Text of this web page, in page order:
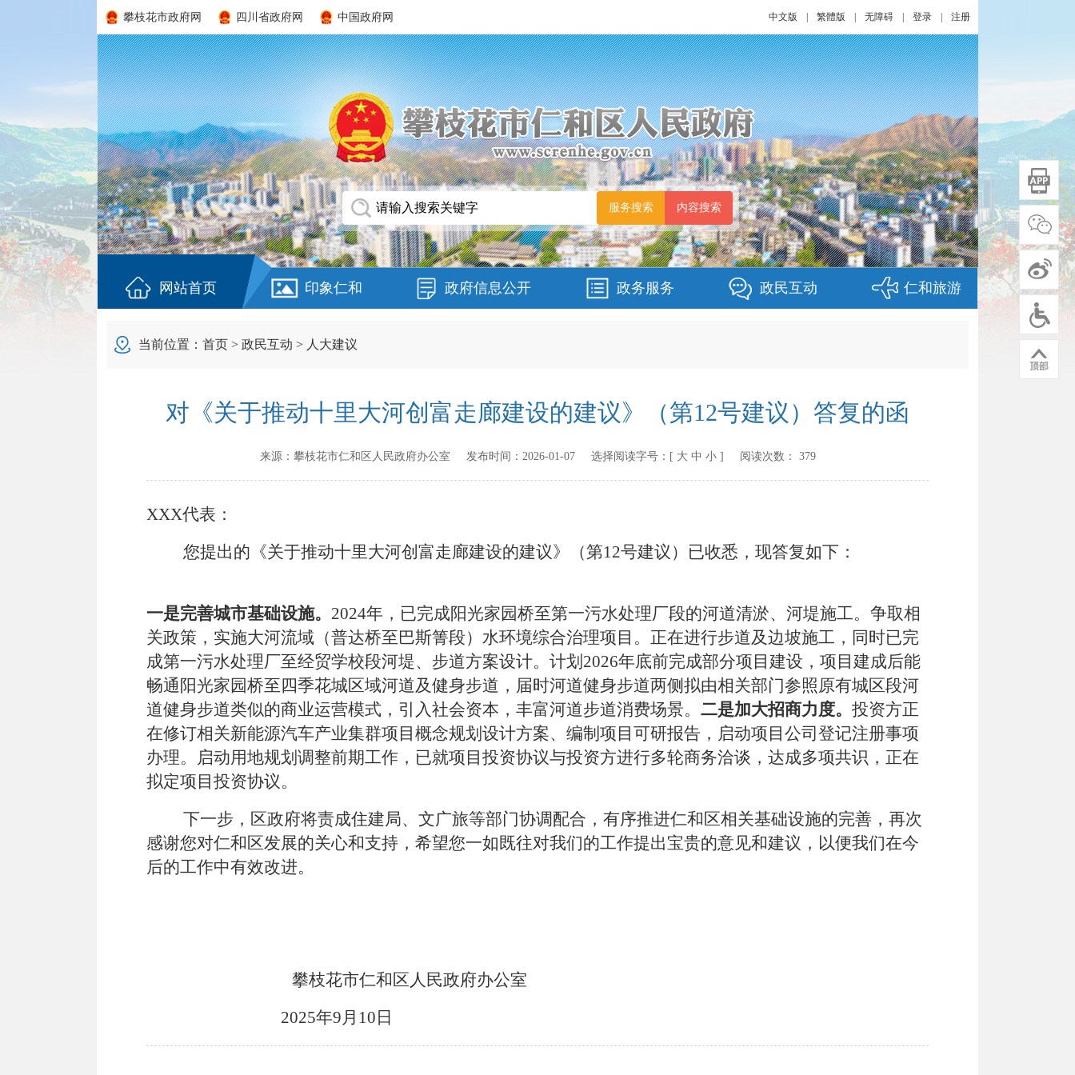
攀枝花市政府网 四川省政府网 中国政府网 中文版 繁體版 无障碍 登录 注册
网站首页 印象仁和 政府信息公开 政务服务 政民互动 仁和旅游
当前位置： 首页 > 政民互动 > 人大建议
对《关于推动十里大河创富走廊建设的建议》（第12号建议）答复的函
来源： 攀枝花市仁和区人民政府办公室 发布时间： 2026-01-07选择阅读字号：[ 大 中 小] 阅读次数： 379
XXX代表：
您提出的《关于推动十里大河创富走廊建设的建议》（第12号建议）已收悉，现答复如下：
一是完善城市基础设施。 2024年，已完成阳光家园桥至第一污水处理厂段的河道清淤、河堤施工。争取相
关政策，实施大河流域（普达桥至巴斯箐段）水环境综合治理项目。正在进行步道及边坡施工，同时已完
成第一污水处理厂至经贸学校段河堤、步道方案设计。计划 2026年底前完成部分项目建设，项目建成后能
畅通阳光家园桥至四季花城区域河道及健身步道，届时河道健身步道两侧拟由相关部门参照原有城区段河
道健身步道类似的商业运营模式，引入社会资本，丰富河道步道消费场景。 二是加大招商力度。 投资方正
在修订相关新能源汽车产业集群项目概念规划设计方案、编制项目可研报告，启动项目公司登记注册事项
办理。启动用地规划调整前期工作，已就项目投资协议与投资方进行多轮商务洽谈，达成多项共识，正在
拟定项目投资协议。
下一步，区政府将责成住建局、文广旅等部门协调配合，有序推进仁和区相关基础设施的完善，再次
感谢您对仁和区发展的关心和支持，希望您一如既往对我们的工作提出宝贵的意见和建议，以便我们在今
后的工作中有效改进。
攀枝花市仁和区人民政府办公室
2025年9月 10 日